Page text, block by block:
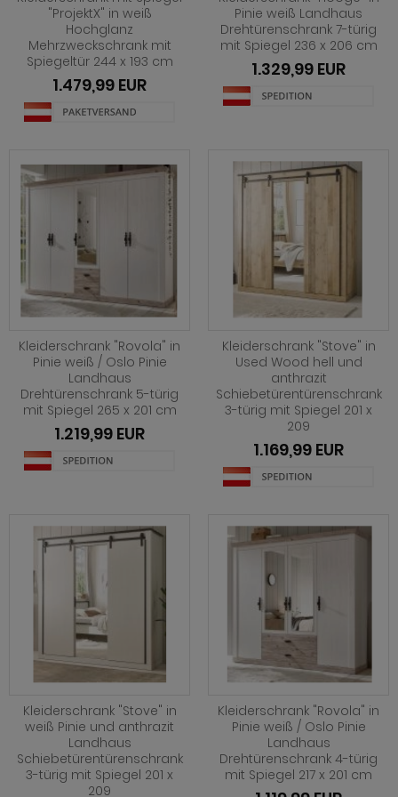
"ProjektX" in weiß
Hochglanz
Mehrzweckschrank mit
Spiegeltür 244 x 193 cm
1.479,99 EUR
Pinie weiß Landhaus
Drehtürenschrank 7-türig
mit Spiegel 236 x 206 cm
1.329,99 EUR
Kleiderschrank "Rovola" in
Pinie weiß / Oslo Pinie
Landhaus
Drehtürenschrank 5-türig
mit Spiegel 265 x 201 cm
1.219,99 EUR
Kleiderschrank "Stove" in
Used Wood hell und
anthrazit
Schiebetürentürenschrank
3-türig mit Spiegel 201 x
209
1.169,99 EUR
Kleiderschrank "Stove" in
weiß Pinie und anthrazit
Landhaus
Schiebetürentürenschrank
3-türig mit Spiegel 201 x
209
Kleiderschrank "Rovola" in
Pinie weiß / Oslo Pinie
Landhaus
Drehtürenschrank 4-türig
mit Spiegel 217 x 201 cm
Louna
Merced weiß-Eiche
Montez
Nobile
Ribera
Rideau
Ronson
Rovola
Scandik
Sentra
Seyne
Shade
Skylight
Stove weiß Pinie
Ward
grau
Hochglanz
Glasplatte
Schublade
Stauraum
Ronson
Rovola
Seyne
Stove weiß Pinie
Rovola
Runner grau
Scout
SetOne weiß und grau
Stove weiß Pinie
Tetis
Touch